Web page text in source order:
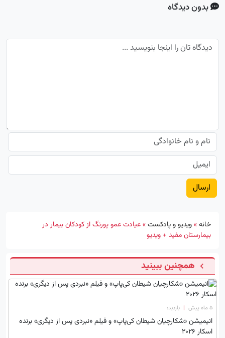
بدون دیدگاه
خانه»ویدیو و پادکست»عیادت عمو پورنگ از کودکان بیمار در
بیمارستان مفید + ویدیو
همچنین ببینید
۵ ماه پیش | بازدید:
انیمیشن «شکارچیان شیطان کی‌پاپ» و فیلم «نبردی پس از دیگری» برنده
اسکار 2026